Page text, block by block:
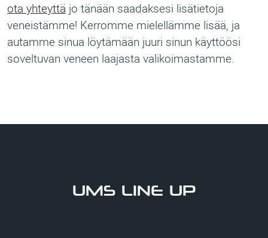
ota yhteyttä jo tänään saadaksesi lisätietoja
veneistämme! Kerromme mielellämme lisää, ja
autamme sinua löytämään juuri sinun käyttöösi
soveltuvan veneen laajasta valikoimastamme.
UMS LINE UP